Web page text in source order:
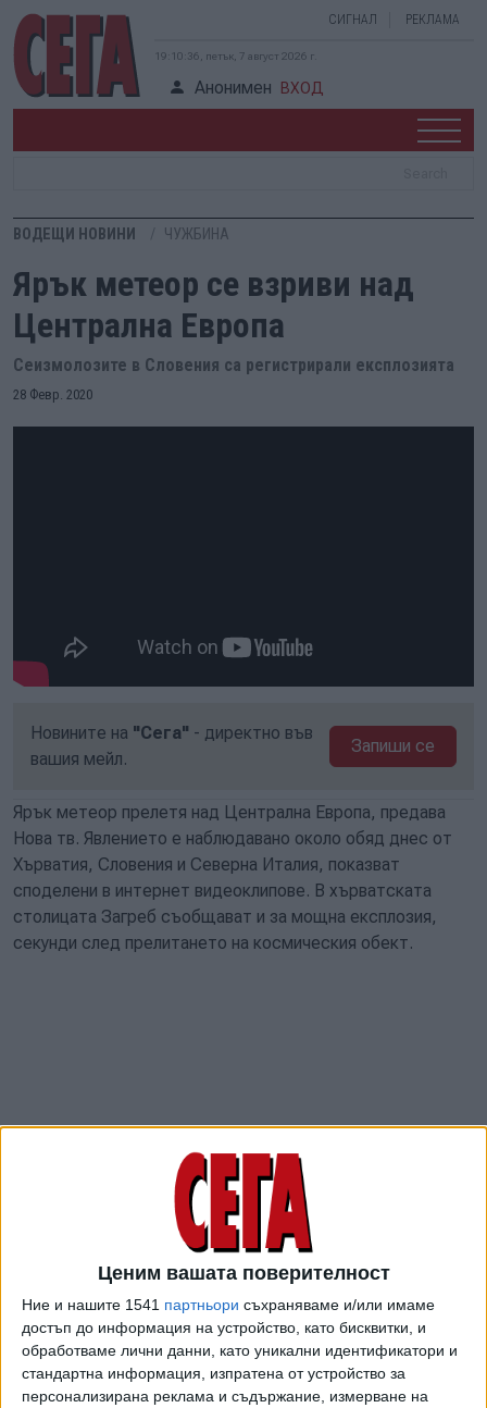
Ценим вашата поверителност
Ние и нашите 1541 партньори съхраняваме и/или имаме
достъп до информация на устройство, като бисквитки, и
обработваме лични данни, като уникални идентификатори и
стандартна информация, изпратена от устройство за
персонализирана реклама и съдържание, измерване на
СИГНАЛ РЕКЛАМА
19:10:36, петък, 7 август 2026 г.
Анонимен ВХОД
ВОДЕЩИ НОВИНИ ЧУЖБИНА
Ярък метеор се взриви над
Централна Европа
Сеизмолозите в Словения са регистрирали експлозията
28 Февр. 2020
Новините на "Сега" - директно във
вашия мейл.
Запиши се
Ярък метеор прелетя над Централна Европа, предава
Нова тв. Явлението е наблюдавано около обяд днес от
Хърватия, Словения и Северна Италия, показват
споделени в интернет видеоклипове. В хърватската
столицата Загреб съобщават и за мощна експлозия,
секунди след прелитането на космическия обект.
Сеизмолозите в Словения са регистрирали метеора и
експлозията. Обсерваторията в района на Словенска
Битрица публикува записа на своите измервателни уреди.
Последвайте ни и в